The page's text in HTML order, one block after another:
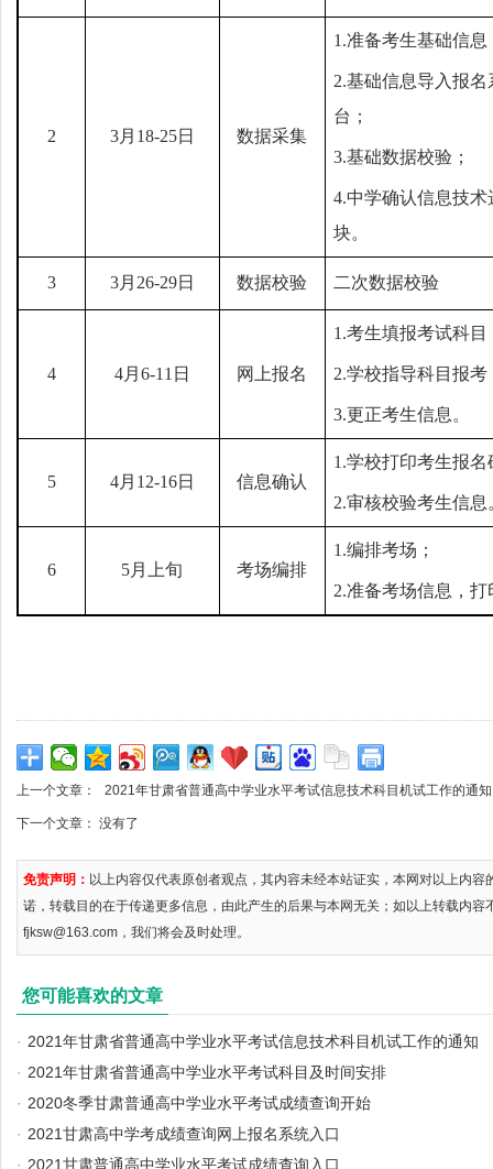
2 3月18-25日 数据采集
1.准备考生基础信息
2.基础信息导入报名
台；
3.基础数据校验；
4.中学确认信息技术
块。
3 3月26-29日 数据校验 二次数据校验
4 4月6-11日 网上报名
1.考生填报考试科目
2.学校指导科目报考
3.更正考生信息。
5 4月12-16日 信息确认
1.学校打印考生报名
2.审核校验考生信息
6 5月上旬 考场编排
1.编排考场；
2.准备考场信息，打
上一个文章： 2021年甘肃省普通高中学业水平考试信息技术科目机试工作的通知
下一个文章： 没有了
免责声明： 以上内容仅代表原创者观点，其内容未经本站证实，本网对以上内
诺，转载目的在于传递更多信息，由此产生的后果与本网无关；如以上转载内容
fjksw@163.com，我们将会及时处理。
您可能喜欢的文章
· 2021年甘肃省普通高中学业水平考试信息技术科目机试工作的通知
· 2021年甘肃省普通高中学业水平考试科目及时间安排
· 2020冬季甘肃普通高中学业水平考试成绩查询开始
· 2021甘肃高中学考成绩查询网上报名系统入口
· 2021甘肃普通高中学业水平考试成绩查询入口